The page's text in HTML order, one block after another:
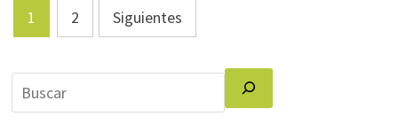
Paginación
de
entradas
1 2 Siguientes